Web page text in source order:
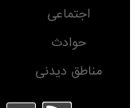
اجتماعی
حوادث
مناطق دیدنی